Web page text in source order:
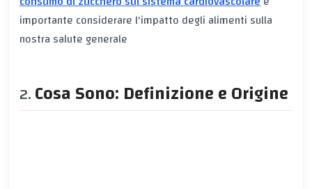
importante considerare l'impatto degli alimenti sulla
nostra salute generale
Cosa Sono: Definizione e Origine